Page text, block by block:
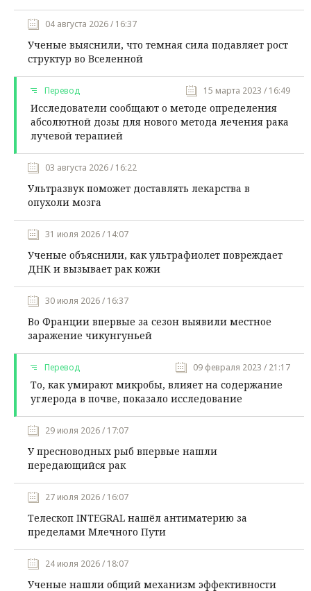
04 августа 2026 / 16:37
Ученые выяснили, что темная сила подавляет рост
структур во Вселенной
Перевод 15 марта 2023 / 16:49
Исследователи сообщают о методе определения
абсолютной дозы для нового метода лечения рака
лучевой терапией
03 августа 2026 / 16:22
Ультразвук поможет доставлять лекарства в
опухоли мозга
31 июля 2026 / 14:07
Ученые объяснили, как ультрафиолет повреждает
ДНК и вызывает рак кожи
30 июля 2026 / 16:37
Во Франции впервые за сезон выявили местное
заражение чикунгуньей
Перевод 09 февраля 2023 / 21:17
То, как умирают микробы, влияет на содержание
углерода в почве, показало исследование
29 июля 2026 / 17:07
У пресноводных рыб впервые нашли
передающийся рак
27 июля 2026 / 16:07
Телескоп INTEGRAL нашёл антиматерию за
пределами Млечного Пути
24 июля 2026 / 18:07
Ученые нашли общий механизм эффективности